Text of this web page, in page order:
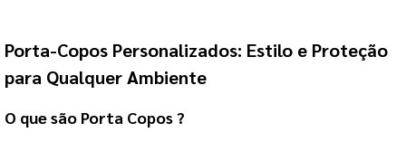
Porta-Copos Personalizados: Estilo e Proteção
para Qualquer Ambiente
O que são Porta Copos?